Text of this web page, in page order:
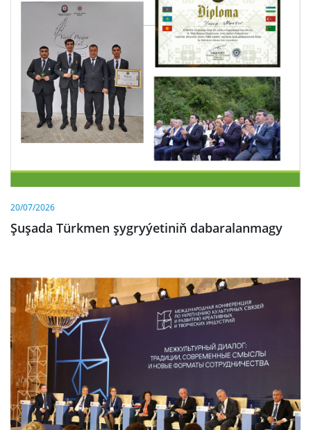
20/07/2026
Şuşada Türkmen şygryýetiniň dabaralanmagy